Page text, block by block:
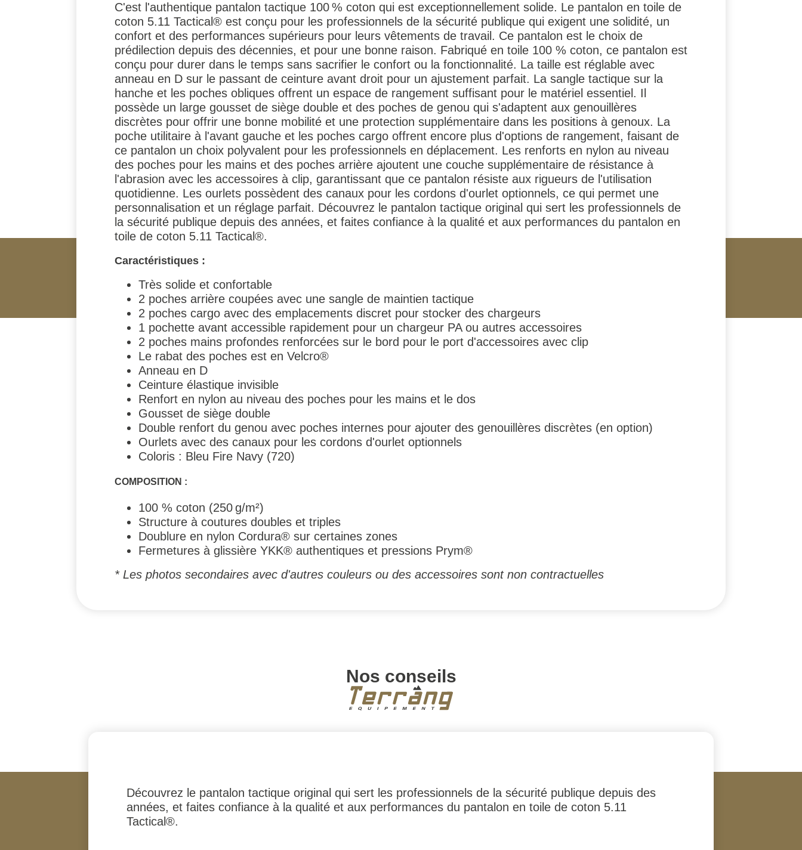
C'est l'authentique pantalon tactique 100 % coton qui est exceptionnellement solide. Le pantalon en toile de
coton 5.11 Tactical® est conçu pour les professionnels de la sécurité publique qui exigent une solidité, un
confort et des performances supérieurs pour leurs vêtements de travail. Ce pantalon est le choix de
prédilection depuis des décennies, et pour une bonne raison. Fabriqué en toile 100 % coton, ce pantalon est
conçu pour durer dans le temps sans sacrifier le confort ou la fonctionnalité. La taille est réglable avec
anneau en D sur le passant de ceinture avant droit pour un ajustement parfait. La sangle tactique sur la
hanche et les poches obliques offrent un espace de rangement suffisant pour le matériel essentiel. Il
possède un large gousset de siège double et des poches de genou qui s'adaptent aux genouillères
discrètes pour offrir une bonne mobilité et une protection supplémentaire dans les positions à genoux. La
poche utilitaire à l'avant gauche et les poches cargo offrent encore plus d'options de rangement, faisant de
ce pantalon un choix polyvalent pour les professionnels en déplacement. Les renforts en nylon au niveau
des poches pour les mains et des poches arrière ajoutent une couche supplémentaire de résistance à
l'abrasion avec les accessoires à clip, garantissant que ce pantalon résiste aux rigueurs de l'utilisation
quotidienne. Les ourlets possèdent des canaux pour les cordons d'ourlet optionnels, ce qui permet une
personnalisation et un réglage parfait. Découvrez le pantalon tactique original qui sert les professionnels de
la sécurité publique depuis des années, et faites confiance à la qualité et aux performances du pantalon en
toile de coton 5.11 Tactical®.
Caractéristiques :
Très solide et confortable
2 poches arrière coupées avec une sangle de maintien tactique
2 poches cargo avec des emplacements discret pour stocker des chargeurs
1 pochette avant accessible rapidement pour un chargeur PA ou autres accessoires
2 poches mains profondes renforcées sur le bord pour le port d'accessoires avec clip
Le rabat des poches est en Velcro®
Anneau en D
Ceinture élastique invisible
Renfort en nylon au niveau des poches pour les mains et le dos
Gousset de siège double
Double renfort du genou avec poches internes pour ajouter des genouillères discrètes (en option)
Ourlets avec des canaux pour les cordons d'ourlet optionnels
Coloris : Bleu Fire Navy (720)
COMPOSITION :
100 % coton (250 g/m²)
Structure à coutures doubles et triples
Doublure en nylon Cordura® sur certaines zones
Fermetures à glissière YKK® authentiques et pressions Prym®
* Les photos secondaires avec d'autres couleurs ou des accessoires sont non contractuelles
Nos conseils
Découvrez le pantalon tactique original qui sert les professionnels de la sécurité publique depuis des
années, et faites confiance à la qualité et aux performances du pantalon en toile de coton 5.11
Tactical®.